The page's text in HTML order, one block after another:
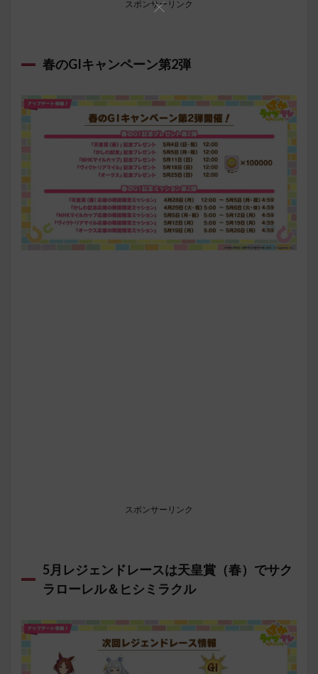
スポンサーリンク
春のGIキャンペーン第2弾
スポンサーリンク
5月レジェンドレースは天皇賞（春）でサク
ラローレル＆ヒシミラクル